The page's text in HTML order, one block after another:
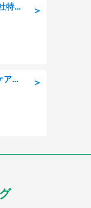
＞
2026年転職応援キャンペーン!入社特典58万円/デンソーで働こう!自動車工場で小型部品の検査業務 denso aichi
＞
08月開始/「土日祝休み」ヘルスケア業界の産業保健師/高時給/未経験OK/要資格:保健師、正看護師